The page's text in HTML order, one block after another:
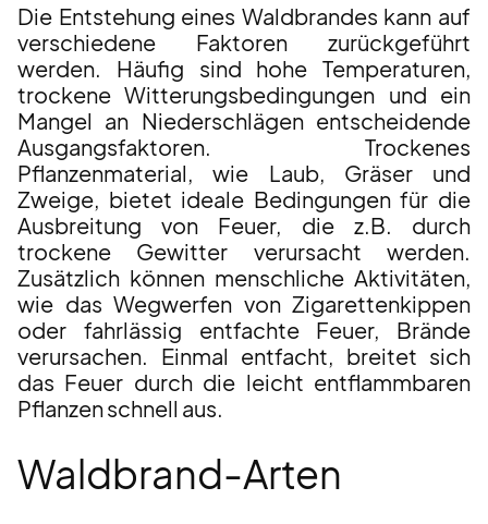
Die Entstehung eines Waldbrandes kann auf
verschiedene Faktoren zurückgeführt
werden. Häufig sind hohe Temperaturen,
trockene Witterungsbedingungen und ein
Mangel an Niederschlägen entscheidende
Ausgangsfaktoren. Trockenes
Pflanzenmaterial, wie Laub, Gräser und
Zweige, bietet ideale Bedingungen für die
Ausbreitung von Feuer, die z.B. durch
trockene Gewitter verursacht werden.
Zusätzlich können menschliche Aktivitäten,
wie das Wegwerfen von Zigarettenkippen
oder fahrlässig entfachte Feuer, Brände
verursachen. Einmal entfacht, breitet sich
das Feuer durch die leicht entflammbaren
Pflanzen schnell aus.
Waldbrand-Arten